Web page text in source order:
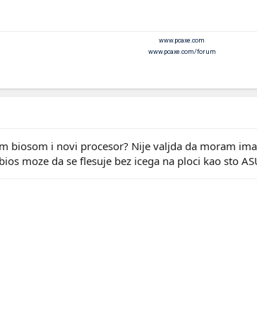
www.pcaxe.com
www.pcaxe.com/forum
biosom i novi procesor? Nije valjda da moram
moze da se flesuje bez icega na ploci kao sto